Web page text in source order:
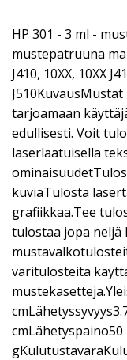
HP 301 - 3 ml -
mustepatruuna
J410, 10XX, 10XX
tarjoamaan
edullisesti. Voit
laserlaatuisella
kuviaTulosta
grafiikkaa.Tee
tulostaa jopa neljä
väritulosteita
cmLähetyspaino50